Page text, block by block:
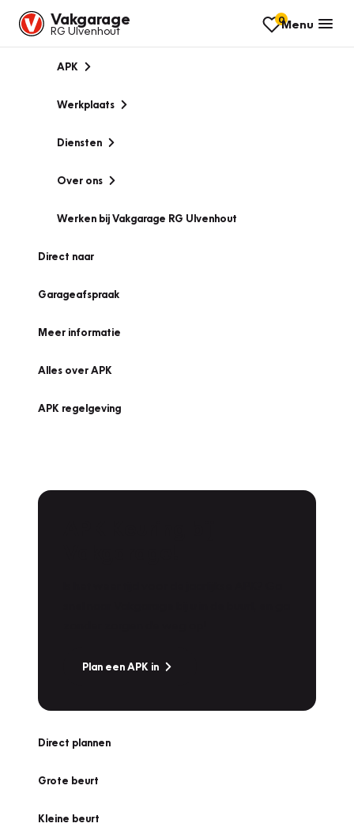
Vakgarage
RG Ulvenhout
0Menu
APK
Werkplaats
Diensten
Over ons
Werken bij Vakgarage RG Ulvenhout
Direct naar
Garageafspraak
Meer informatie
Alles over APK
APK regelgeving
Plan een APK in
Direct plannen
Grote beurt
Kleine beurt